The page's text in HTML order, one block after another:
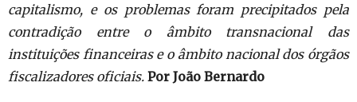
capitalismo, e os problemas foram precipitados pela
contradição entre o âmbito transnacional das
instituições financeiras e o âmbito nacional dos órgãos
fiscalizadores oficiais. Por João Bernardo